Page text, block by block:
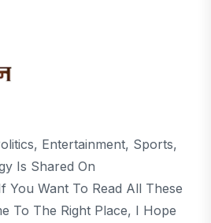
Entertainment, Sports,
Is Shared On
You Want To Read All These
To The Right Place, I Hope